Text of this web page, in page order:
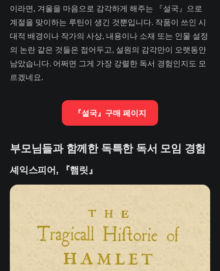
이라면, 겨울을 마음으로 감각하게 해주는 『설국』으로
계절을 맞이하는 루틴이 생긴 것뿐입니다. 작품이 쓰인 시
대적 배경이나 작가의 사상, 내용이나 소재 또는 인물 설정
의 논란 같은 것들은 접어두고, 설원의 감각만이 오랫동안
남았습니다. 어쩌면 그게 가장 강렬한 독서 경험인지도 모
르겠네요.
『설국』구매 페이지
부모님들과 함께한 독특한 독서 모임 경험
셰익스피어, 『햄릿』